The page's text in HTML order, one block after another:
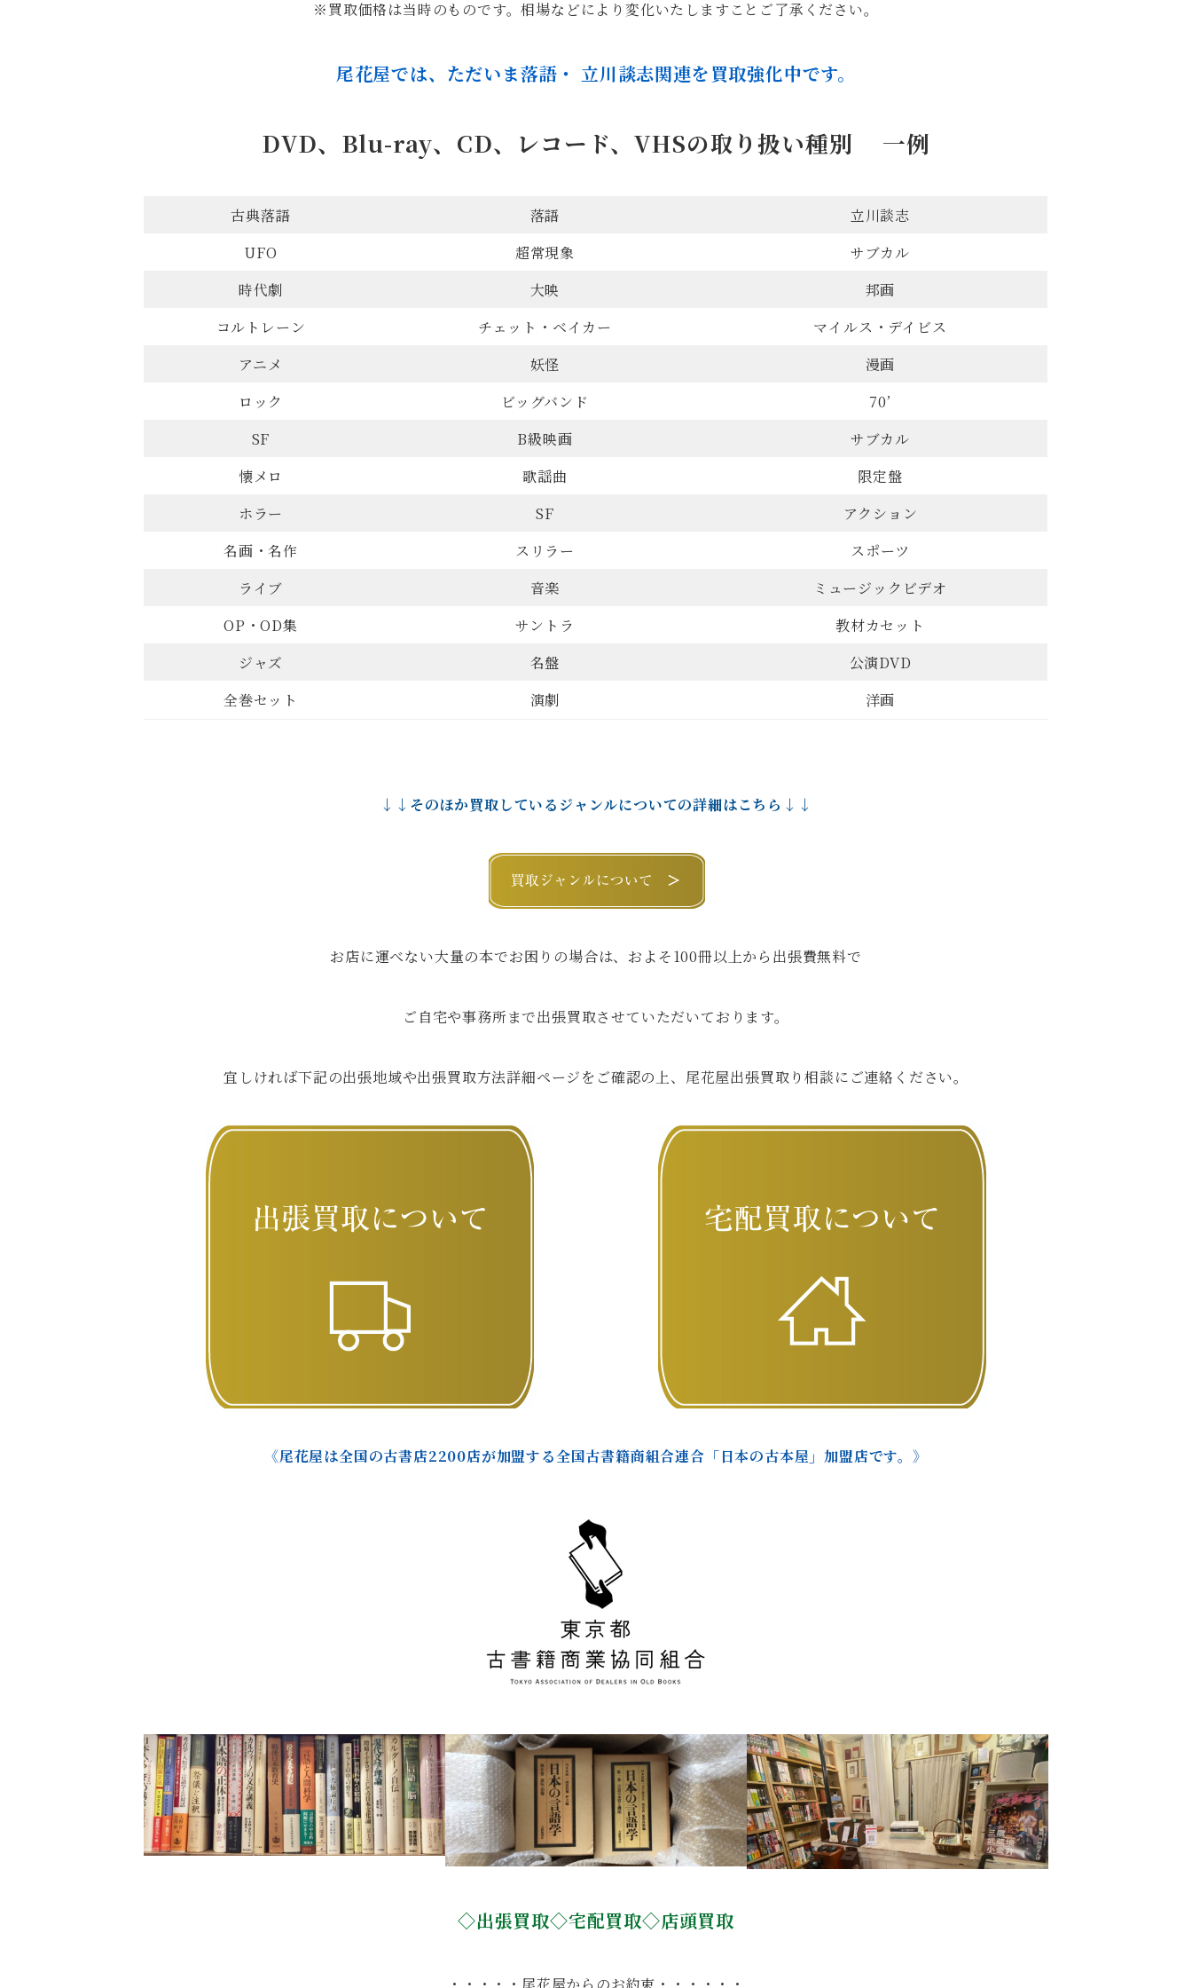
※買取価格は当時のものです。相場などにより変化いたしますことご了承ください。
尾花屋では、ただいま落語・ 立川談志関連を買取強化中です。
DVD、Blu-ray、CD、レコード、VHSの取り扱い種別 一例
古典落語 落語
立川談志
UFO
超常現象
サブカル
時代劇
大映
邦画
コルトレーン
チェット・ベイカー
マイルス・デイビス
アニメ
妖怪
漫画
ロック
ビッグバンド
70’
SF
B級映画
サブカル
懐メロ
歌謡曲
限定盤
ホラー
SF
アクション
名画・名作
スリラー
スポーツ
ライブ
音楽
ミュージックビデオ
OP・OD集
サントラ
教材カセット
ジャズ
名盤
公演DVD
全巻セット
演劇 洋画
↓↓そのほか買取しているジャンルについての詳細はこちら↓↓
お店に運べない大量の本でお困りの場合は、およそ100冊以上から出張費無料で
ご自宅や事務所まで出張買取させていただいております。
宜しければ下記の出張地域や出張買取方法詳細ページをご確認の上、尾花屋出張買取り相談にご連絡ください。
《尾花屋は全国の古書店2200店が加盟する全国古書籍商組合連合「日本の古本屋」加盟店です。》
◇出張買取◇宅配買取◇店頭買取